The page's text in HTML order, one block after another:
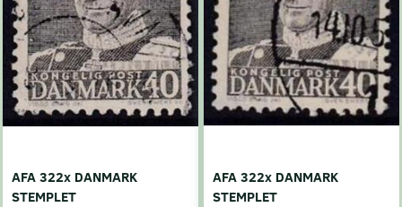
AFA 322x DANMARK
STEMPLET
AFA 322x DANMARK
STEMPLET